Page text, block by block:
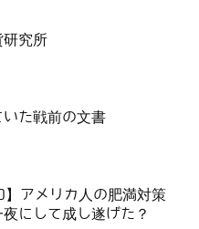
研究所
た戦前の文書
】アメリカ人の肥満対策
にして成し遂げた？